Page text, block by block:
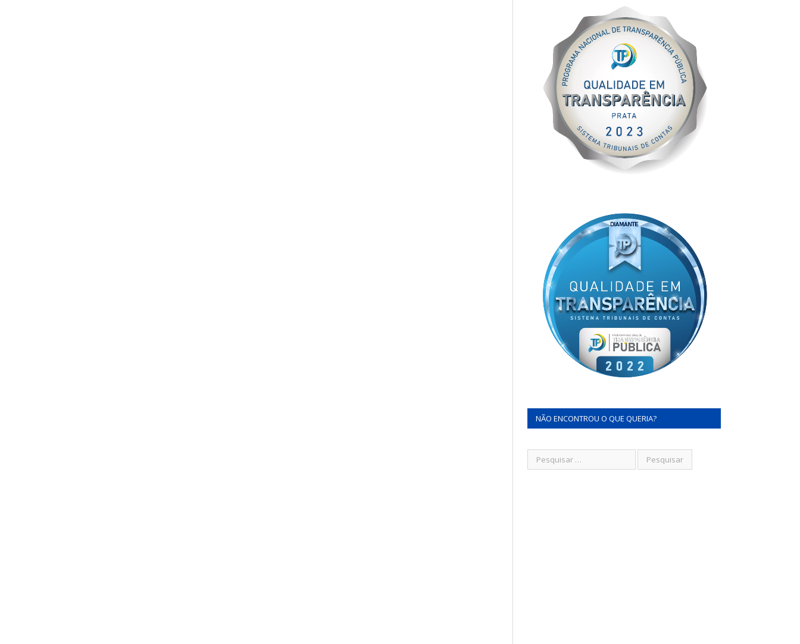
NÃO ENCONTROU O QUE QUERIA?